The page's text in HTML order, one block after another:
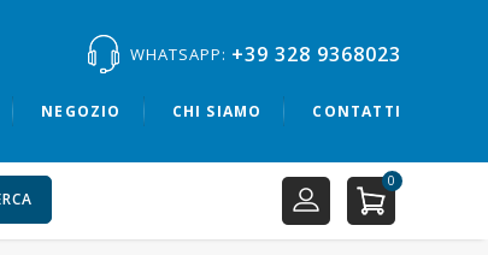
WHATSAPP: +39 328 9368023
NEGOZIO CHI SIAMO CONTATTI
0